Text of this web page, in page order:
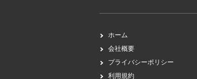
ホーム
会社概要
プライバシーポリシー
利用規約